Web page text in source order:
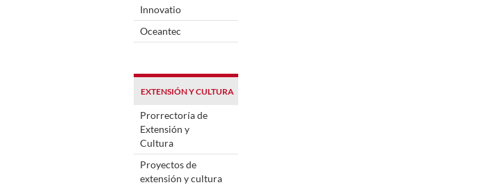
Innovatio
Oceantec
EXTENSIÓN Y CULTURA
Prorrectoría de
Extensión y
Cultura
Proyectos de
extensión y cultura